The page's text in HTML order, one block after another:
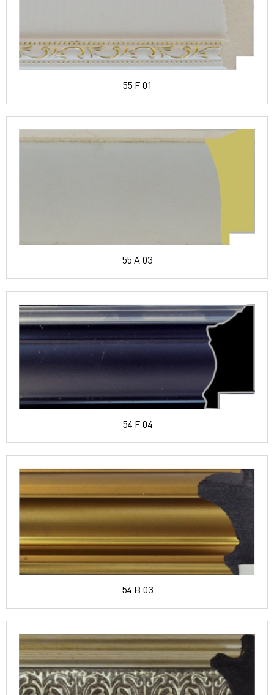
55 F 01
55 A 03
54 F 04
54 B 03